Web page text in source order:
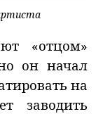
«отцом»
он начал
на
заводить